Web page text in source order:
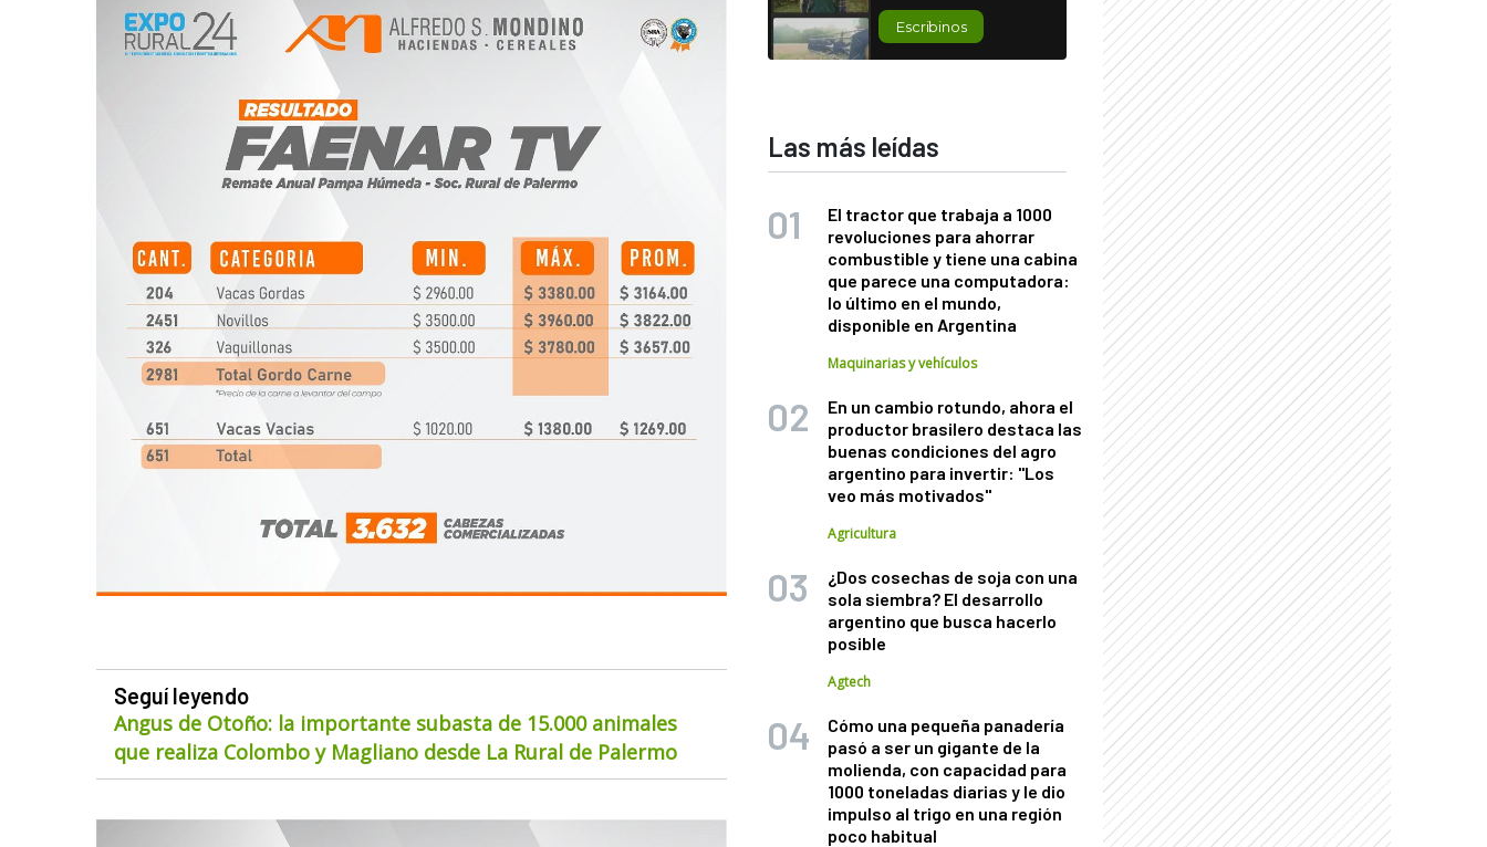
Seguí leyendo
Angus de Otoño: la importante subasta de 15.000 animales
que realiza Colombo y Magliano desde La Rural de Palermo
Escribinos
Las más leídas
El tractor que trabaja a 1000
revoluciones para ahorrar
combustible y tiene una cabina
que parece una computadora:
lo último en el mundo,
disponible en Argentina
Maquinarias y vehículos
En un cambio rotundo, ahora el
productor brasilero destaca las
buenas condiciones del agro
argentino para invertir: "Los
veo más motivados"
Agricultura
¿Dos cosechas de soja con una
sola siembra? El desarrollo
argentino que busca hacerlo
posible
Agtech
Cómo una pequeña panadería
pasó a ser un gigante de la
molienda, con capacidad para
1000 toneladas diarias y le dio
impulso al trigo en una región
poco habitual